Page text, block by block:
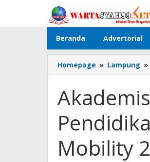
konten
Beranda Advertorial
Homepage » Lampung »
Mobility